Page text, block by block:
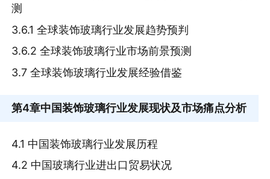
测
3.6.1 全球装饰玻璃行业发展趋势预判
3.6.2 全球装饰玻璃行业市场前景预测
3.7 全球装饰玻璃行业发展经验借鉴
第4章中国装饰玻璃行业发展现状及市场痛点分析
4.1 中国装饰玻璃行业发展历程
4.2 中国玻璃行业进出口贸易状况